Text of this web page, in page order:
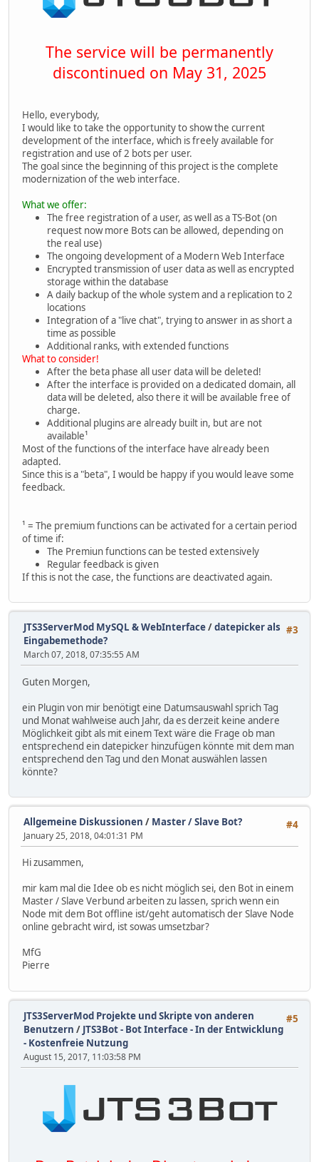
The service will be permanently
discontinued on May 31, 2025
Hello, everybody,
I would like to take the opportunity to show the current
development of the interface, which is freely available for
registration and use of 2 bots per user.
The goal since the beginning of this project is the complete
modernization of the web interface.
What we offer:
The free registration of a user, as well as a TS-Bot (on
request now more Bots can be allowed, depending on
the real use)
The ongoing development of a Modern Web Interface
Encrypted transmission of user data as well as encrypted
storage within the database
A daily backup of the whole system and a replication to 2
locations
Integration of a "live chat", trying to answer in as short a
time as possible
Additional ranks, with extended functions
What to consider!
After the beta phase all user data will be deleted!
After the interface is provided on a dedicated domain, all
data will be deleted, also there it will be available free of
charge.
Additional plugins are already built in, but are not
available¹
Most of the functions of the interface have already been
adapted.
Since this is a "beta", I would be happy if you would leave some
feedback.
¹ = The premium functions can be activated for a certain period
of time if:
The Premiun functions can be tested extensively
Regular feedback is given
If this is not the case, the functions are deactivated again.
#3
JTS3ServerMod MySQL & WebInterface/datepicker als
Eingabemethode?
March 07, 2018, 07:35:55 AM
Guten Morgen,
ein Plugin von mir benötigt eine Datumsauswahl sprich Tag
und Monat wahlweise auch Jahr, da es derzeit keine andere
Möglichkeit gibt als mit einem Text wäre die Frage ob man
entsprechend ein datepicker hinzufügen könnte mit dem man
entsprechend den Tag und den Monat auswählen lassen
könnte?
#4
Allgemeine Diskussionen / Master / Slave Bot?
January 25, 2018, 04:01:31 PM
Hi zusammen,
mir kam mal die Idee ob es nicht möglich sei, den Bot in einem
Master / Slave Verbund arbeiten zu lassen, sprich wenn ein
Node mit dem Bot offline ist/geht automatisch der Slave Node
online gebracht wird, ist sowas umsetzbar?
MfG
Pierre
#5
JTS3ServerMod Projekte und Skripte von anderen
Benutzern / JTS3Bot - Bot Interface - In der Entwicklung
- Kostenfreie Nutzung
August 15, 2017, 11:03:58 PM